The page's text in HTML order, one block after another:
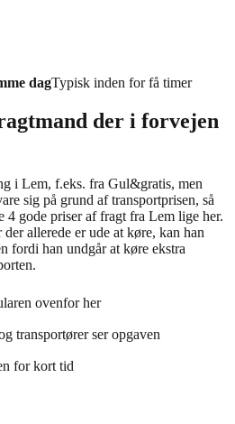
dagTypisk inden for få timer
der i forvejen
i Lem, f.eks. fra Gul&gratis, men
sig på grund af transportprisen, så
4 gode priser af fragt fra Lem lige her.
allerede er ude at køre, kan han
fordi han undgår at køre ekstra
ovenfor her
transportører ser opgaven
for kort tid